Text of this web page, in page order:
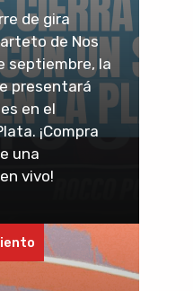
de gira
de Nos
septiembre, la
presentará
en el
¡Compra
una
vivo!